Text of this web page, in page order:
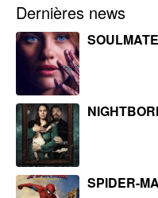
Dernières news
SPIDER-